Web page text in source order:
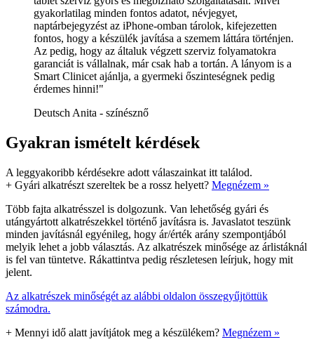
gyakorlatilag minden fontos adatot, névjegyet,
naptárbejegyzést az iPhone-omban tárolok, kifejezetten
fontos, hogy a készülék javítása a szemem láttára történjen.
Az pedig, hogy az általuk végzett szerviz folyamatokra
garanciát is vállalnak, már csak hab a tortán. A lányom is a
Smart Clinicet ajánlja, a gyermeki őszinteségnek pedig
érdemes hinni!"
Deutsch Anita - színésznő
Gyakran ismételt kérdések
A leggyakoribb kérdésekre adott válaszainkat itt találod.
+ Gyári alkatrészt szereltek be a rossz helyett? Megnézem »
Több fajta alkatrésszel is dolgozunk. Van lehetőség gyári és
utángyártott alkatrészekkel történő javításra is. Javaslatot teszünk
minden javításnál egyénileg, hogy ár/érték arány szempontjából
melyik lehet a jobb választás. Az alkatrészek minősége az árlistáknál
is fel van tüntetve. Rákattintva pedig részletesen leírjuk, hogy mit
jelent.
Az alkatrészek minőségét az alábbi oldalon összegyűjtöttük
számodra.
+ Mennyi idő alatt javítjátok meg a készülékem? Megnézem »